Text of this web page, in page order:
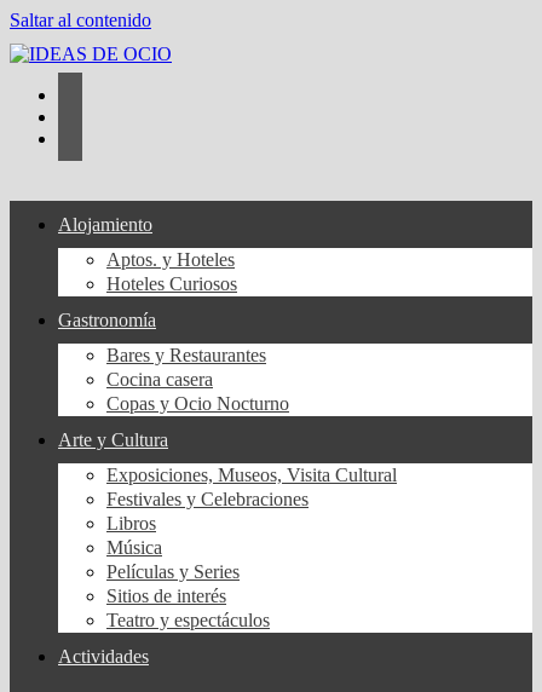
Saltar al contenido
Alojamiento
Aptos. y Hoteles
Hoteles Curiosos
Gastronomía
Bares y Restaurantes
Cocina casera
Copas y Ocio Nocturno
Arte y Cultura
Exposiciones, Museos, Visita Cultural
Festivales y Celebraciones
Libros
Música
Películas y Series
Sitios de interés
Teatro y espectáculos
Actividades